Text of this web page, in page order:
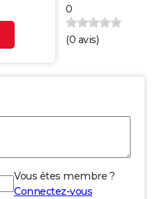
0
(0 avis)
Vous êtes membre ?
Connectez-vous